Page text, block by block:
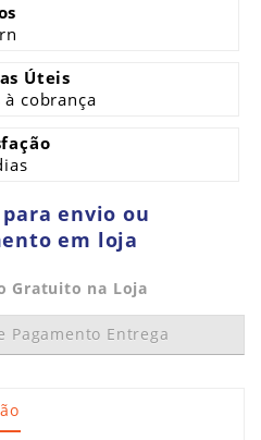
Úteis
cobrança
envio ou
em loja
Gratuito na Loja
Pagamento Entrega